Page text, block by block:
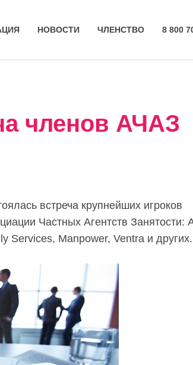
НОВОСТИ ЧЛЕНСТВО 8 800
членов АЧАЗ
встреча крупнейших игроков
Частных Агентств Занятости:
Services, Manpower, Ventra и других.